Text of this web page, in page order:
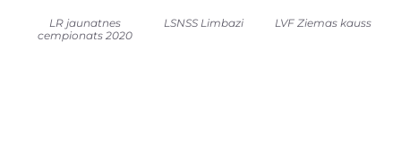
LR jaunatnes
cempionats 2020
LSNSS Limbazi LVF Ziemas kauss